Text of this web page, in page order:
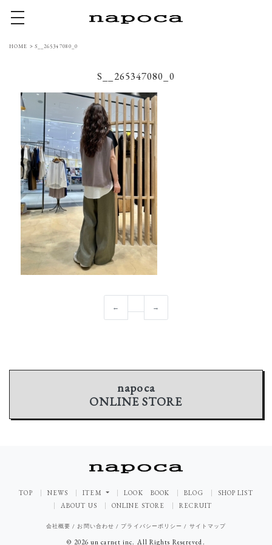
toggle navigation
HOME >S__265347080_0
S__265347080_0
← →
napoca
ONLINE STORE
TOP NEWS ITEM LOOK BOOK BLOG
SHOP LIST
ABOUT US
ONLINE STORE RECRUIT
会社概要 /お問い合わせ / プライバシーポリシー / サイトマップ
© 2026 un carnet inc. All Rights Resereved.